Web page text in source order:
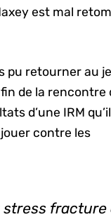
est mal
pu retourner au
de la rencontre
d’une IRM
contre les
stress fracture